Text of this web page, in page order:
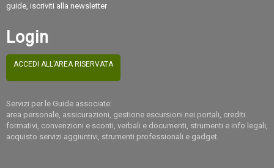
guide, iscriviti alla newsletter
Login
ACCEDI ALL’AREA RISERVATA
Servizi per le Guide associate:
area personale, assicurazioni, gestione escursioni nei portali, crediti
formativi, convenzioni e sconti, verbali e documenti, strumenti e info legali,
acquisto servizi aggiuntivi, strumenti professionali e gadget.